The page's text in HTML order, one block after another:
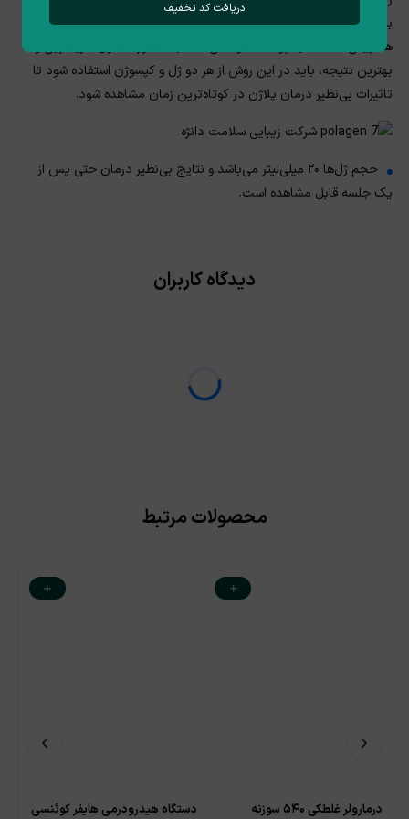
بر تزریق CO2 مواد مغذی دیگری هم دارند که در طول درمان با لرزش
هندپیس دستگاه به پوست نفوذ می‌کنند. به منظور حصول سریعترین و
بهترین نتیجه، باید در این روش از هر دو ژل و کپسوژن استفاده شود تا
تاثیرات بی‌نظیر درمان پلاژن در کوتاه‌ترین زمان مشاهده شود.
حجم ژل‌ها ۲۰ میلی‌لیتر می‌باشد و نتایج بی‌نظیر درمان حتی پس از
یک جلسه قابل مشاهده است.
دیدگاه کاربران
محصولات مرتبط
درمارولر غلطکی ۵۴۰ سوزنه دستگاه هیدرودرمی هایفر کوئنسی
دریافت کد تخفیف